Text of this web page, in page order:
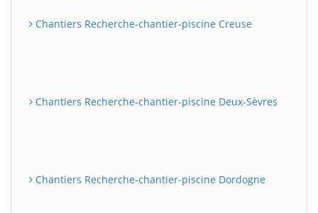
Chantiers Recherche-chantier-piscine Creuse
Chantiers Recherche-chantier-piscine Deux-Sèvres
Chantiers Recherche-chantier-piscine Dordogne